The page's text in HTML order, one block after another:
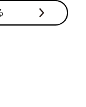
も夜に限っ
ています。